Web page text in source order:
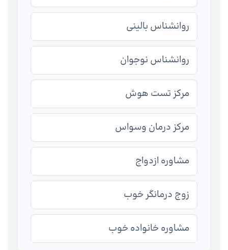
روانشناس بالینی
روانشناس نوجوان
مرکز تست هوش
مرکز درمان وسواس
مشاوره ازدواج
زوج درمانگر خوب
مشاوره خانواده خوب